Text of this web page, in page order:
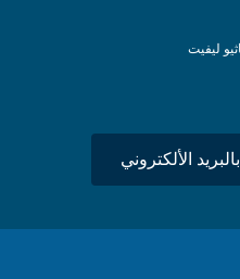
ليفيت
الألكتروني